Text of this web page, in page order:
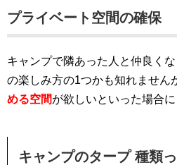
プライベート空間の確保
キャンプで隣あった人と仲良く
の楽しみ方の1つかも知れません
める空間が欲しいといった場合
キャンプのタープ 種類